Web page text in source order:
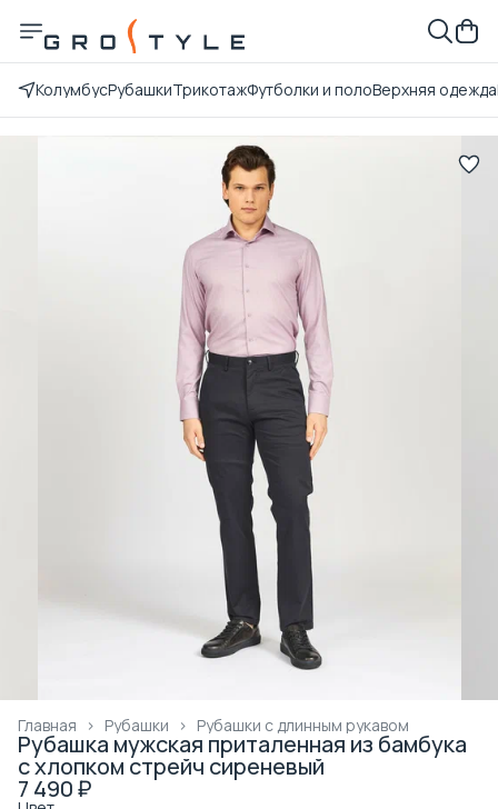
КолумбусРубашкиТрикотажФутболки и полоВерхняя одежда
Рубашки с длинным рукавом
Рубашки ›
Главная ›
Рубашка мужская приталенная из бамбука
с хлопком стрейч сиреневый
7 490 ₽